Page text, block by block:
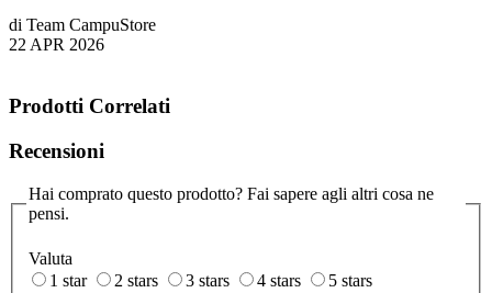
di Team CampuStore
22 APR 2026
Prodotti Correlati
Recensioni
Hai comprato questo prodotto? Fai sapere agli altri cosa ne
pensi.
Valuta
1 star
2 stars 3 stars 4 stars
5 stars